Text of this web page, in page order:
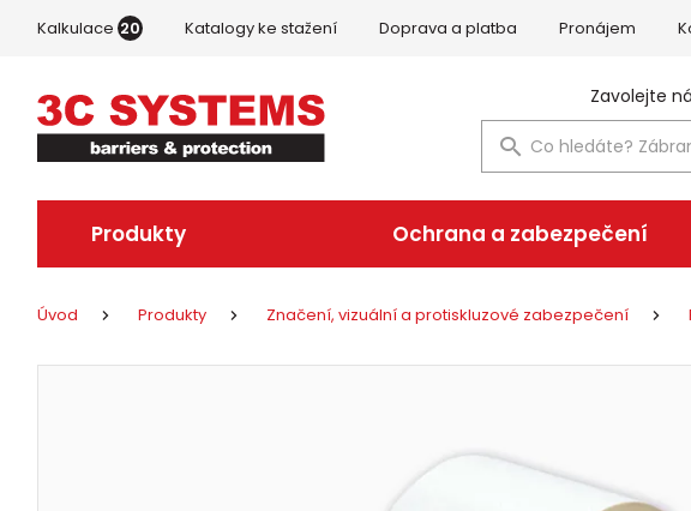
Kalkulace 20 Katalogy ke stažení Doprava a platba Pronájem
Zavolejte
Produkty Ochrana a zabezpečení
Úvod Produkty Značení, vizuální a protiskluzové zabezpečení